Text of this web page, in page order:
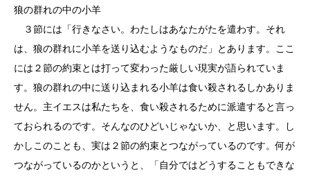
狼の群れの中の小羊
３節には「行きなさい。わたしはあなたがたを遣わす。それ
は、狼の群れに小羊を送り込むようなものだ」とあります。ここ
には２節の約束とは打って変わった厳しい現実が語られていま
す。狼の群れの中に送り込まれる小羊は食い殺されるしかありま
せん。主イエスは私たちを、食い殺されるために派遣すると言っ
ておられるのです。そんなのひどいじゃないか、と思います。し
かしこのことも、実は２節の約束とつながっているのです。何が
つながっているのかというと、「自分ではどうすることもできな